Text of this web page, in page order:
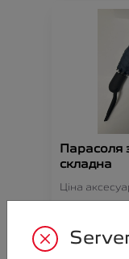
Парасоля
складна
Ціна